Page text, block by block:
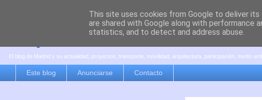
es por madrid
El blog de Madrid y su actualidad, proyectos, transporte, movilidad, arquitectura, participación, medio
Este blog Anunciarse Contacto
This site uses cookies from Google to deliver
are shared with Google along with performance
statistics, and to detect and address abuse.